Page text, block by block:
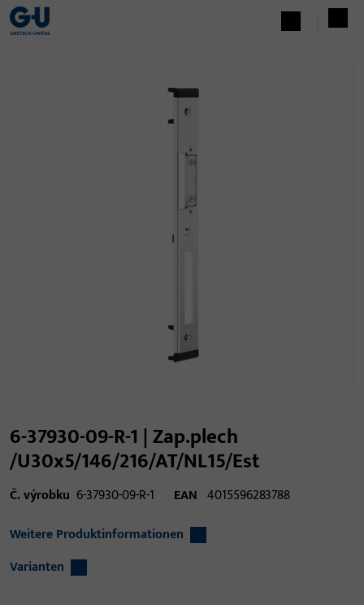
6-37930-09-R-1 | Zap.plech
/U30x5/146/216/AT/NL15/Est
Č. výrobku 6-37930-09-R-1 EAN 4015596283788
Weitere Produktinformationen
Varianten